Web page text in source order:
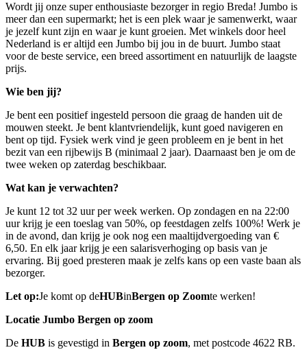
Wordt jij onze super enthousiaste bezorger in regio Breda! Jumbo is
meer dan een supermarkt; het is een plek waar je samenwerkt, waar
je jezelf kunt zijn en waar je kunt groeien. Met winkels door heel
Nederland is er altijd een Jumbo bij jou in de buurt. Jumbo staat
voor de beste service, een breed assortiment en natuurlijk de laagste
prijs.
Wie ben jij?
Je bent een positief ingesteld persoon die graag de handen uit de
mouwen steekt. Je bent klantvriendelijk, kunt goed navigeren en
bent op tijd. Fysiek werk vind je geen probleem en je bent in het
bezit van een rijbewijs B (minimaal 2 jaar). Daarnaast ben je om de
twee weken op zaterdag beschikbaar.
Wat kan je verwachten?
Je kunt 12 tot 32 uur per week werken. Op zondagen en na 22:00
uur krijg je een toeslag van 50%, op feestdagen zelfs 100%! Werk je
in de avond, dan krijg je ook nog een maaltijdvergoeding van €
6,50. En elk jaar krijg je een salarisverhoging op basis van je
ervaring. Bij goed presteren maak je zelfs kans op een vaste baan als
bezorger.
Let op:Je komt op deHUBinBergen op Zoomte werken!
Locatie Jumbo Bergen op zoom
De HUB is gevestigd in Bergen op zoom, met postcode 4622 RB.